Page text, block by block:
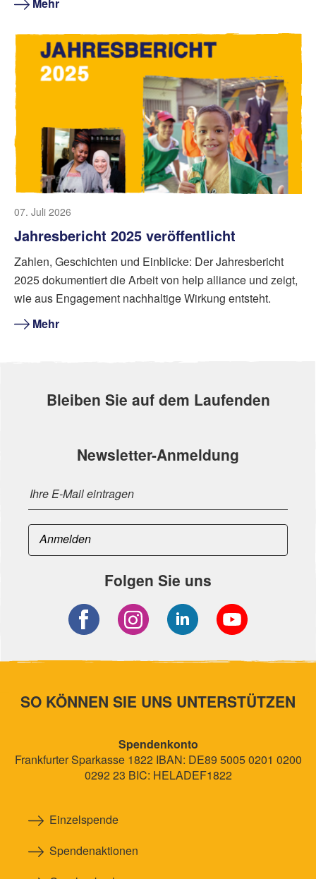
Mehr
07. Juli 2026
Jahresbericht 2025 veröffentlicht
Zahlen, Geschichten und Einblicke: Der Jahresbericht
2025 dokumentiert die Arbeit von help alliance und zeigt,
wie aus Engagement nachhaltige Wirkung entsteht.
Mehr
Bleiben Sie auf dem Laufenden
Newsletter-Anmeldung
Folgen Sie uns
SO KÖNNEN SIE UNS UNTERSTÜTZEN
Spendenkonto
Frankfurter Sparkasse 1822 IBAN: DE89 5005 0201 0200
0292 23 BIC: HELADEF1822
Einzelspende
Spendenaktionen